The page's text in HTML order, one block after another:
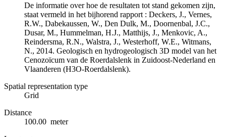
De informatie over hoe de resultaten tot stand gekomen zijn,
staat vermeld in het bijhorend rapport : Deckers, J., Vernes,
R.W., Dabekaussen, W., Den Dulk, M., Doornenbal, J.C.,
Dusar, M., Hummelman, H.J., Matthijs, J., Menkovic, A.,
Reindersma, R.N., Walstra, J., Westerhoff, W.E., Witmans,
N., 2014. Geologisch en hydrogeologisch 3D model van het
Cenozoïcum van de Roerdalslenk in Zuidoost-Nederland en
Vlaanderen (H3O-Roerdalslenk).
Spatial representation type
Grid
Distance
100.00 meter